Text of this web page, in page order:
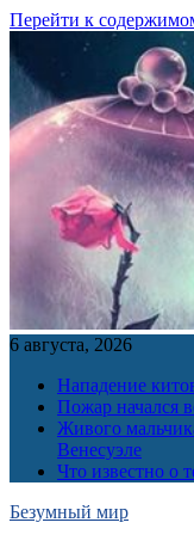
Перейти к
6 августа, 2026
Нападение
Пожар начался
Живого
Венесуэле
Что известно о
Безумный мир